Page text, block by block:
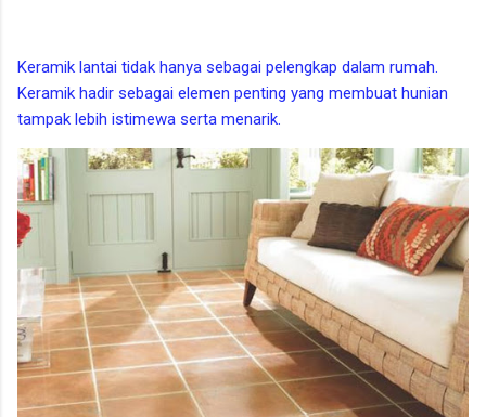
Keramik lantai tidak hanya sebagai pelengkap dalam rumah.
Keramik hadir sebagai elemen penting yang membuat hunian
tampak lebih istimewa serta menarik.